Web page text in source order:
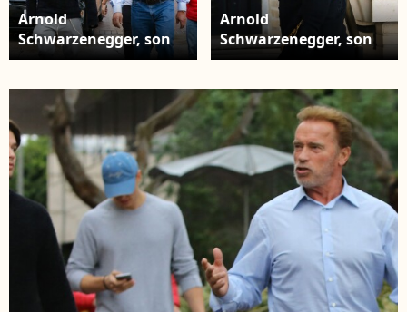
Arnold
Schwarzenegger, son
ex-épouse Maria
Patrick au centre
commercial Barneys
New York à Beverly
Hills. Los Angeles, le 22
décembre 2015.
Arnold
Schwarzenegger, son
ex-épouse Maria
Patrick au centre
commercial Barneys
New York à Beverly
Hills. Los Angeles, le 22
décembre 2015.